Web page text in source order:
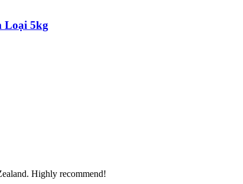
Loại 5kg
Highly recommend!